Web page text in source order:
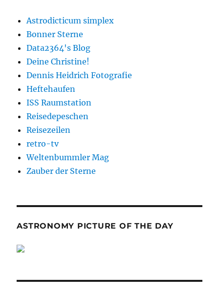
Astrodicticum simplex
Bonner Sterne
Data2364's Blog
Deine Christine!
Dennis Heidrich Fotografie
Heftehaufen
ISS Raumstation
Reisedepeschen
Reisezeilen
retro-tv
Weltenbummler Mag
Zauber der Sterne
ASTRONOMY PICTURE OF THE DAY